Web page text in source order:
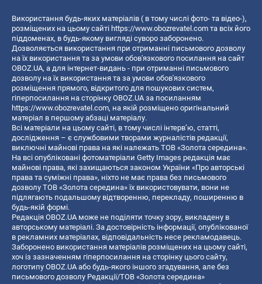
Використання будь-яких матеріалів ( в тому числі фото- та відео-),
розміщених на цьому сайті https://www.obozrevatel.com та всіх його
піддоменах, в будь-якому вигляді суворо заборонено.
Дозволяється використання при отриманні письмового дозволу
на їх використання та за умови обов'язкового посилання на сайт
OBOZ.UA, а для інтернет-видань - при отриманні письмового
дозволу на їх використання та за умови обов'язкового
розміщення прямого, відкритого для пошукових систем,
гіперпосилання на сторінку OBOZ.UA за посиланням
https://www.obozrevatel.com, на якій розміщено оригінальний
матеріал в першому абзаці матеріалу.
Всі матеріали на цьому сайті, в тому числі інтерв’ю, статті,
дослідження – є службовими творами журналістів редакції,
виключні майнові права на які належать ТОВ «Золота середина».
На всі опубліковані фотоматеріали Getty Images редакція має
майнові права, які захищаються законом України «Про авторські
права та суміжні права», ніхто не має права без письмового
дозволу ТОВ «Золота середина» їх використовувати, вони не
підлягають подальшому відтворенню, перекладу, поширенню в
будь-якій формі.
Редакція OBOZ.UA може не поділяти точку зору, викладену в
авторському матеріалі. За достовірність інформації, опублікованої
в рекламних матеріалах, відповідальність несе рекламодавець.
Заборонено використання матеріалів розміщених на цьому сайті,
хоч із зазначенням гіперпосилання на сторінку цього сайту,
логотипу OBOZ.UA або будь-якого іншого згадування, але без
письмового дозволу Редакції/ТОВ «Золота середина»